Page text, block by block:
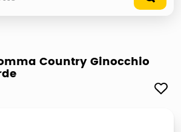
Country Ginocchio